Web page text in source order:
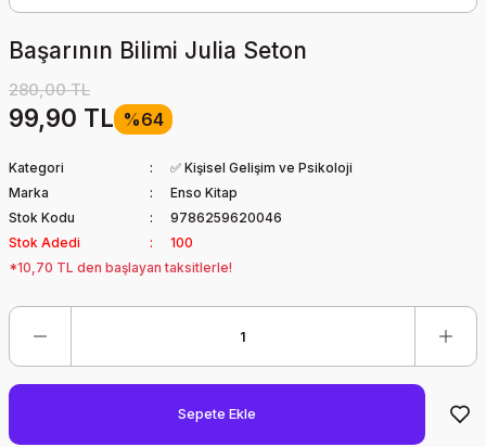
Başarının Bilimi Julia Seton
280,00 TL
99,90 TL %64
Kategori
✅ Kişisel Gelişim ve Psikoloji
Marka
Enso Kitap
Stok Kodu
9786259620046
Stok Adedi
100
*10,70 TL den başlayan taksitlerle!
Sepete Ekle